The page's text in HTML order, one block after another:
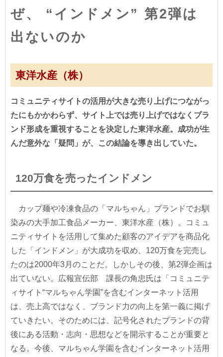
ぜ、 “インドメン” 第2弾は
出ないのか
東洋水産（株）
コミュニティサイトの活用が大きな売り上げにつながっ
たにもかかわらず、サイト上では売り上げではなくブラ
ンド形成を重視することを決定した東洋水産。成功が生
んだ意外な「疑問」が、この結論を導き出していた。
120万食を売ったインドメン
カップ麺や冷凍食品の「マルちゃん」ブランドでお馴
染みの大手加工食品メーカー、東洋水産（株）。コミュ
ニティサイトを活用して集めた顧客のアイデアを商品化
した「インドメン」が大成功を収め、120万食を完売し
たのは2000年3月のことだ。しかしその後、第2弾企画は
出ていない。広報宣伝部 課長の角忠氏は「コミュニテ
ィサイト“マルちゃん学園”を含むインターネット活用
は、売上高ではなく、ブランド力の向上を第一義に掲げ
ていきたい。そのためには、記号化されたブランドの背
後にある活動・志向・思想などを開示することが重要と
なる。今後、マルちゃん学園を含むインターネット活用